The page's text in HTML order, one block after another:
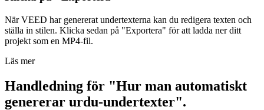
När VEED har genererat undertexterna kan du redigera texten och
ställa in stilen. Klicka sedan på "Exportera" för att ladda ner ditt
projekt som en MP4-fil.
Läs mer
Handledning för "Hur man automatiskt
genererar urdu-undertexter".